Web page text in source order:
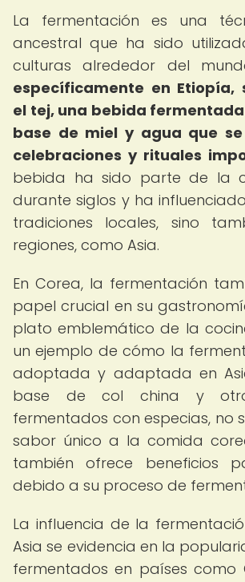
La fermentación es una
ancestral que ha sido
culturas alrededor del
específicamente en Etiopía,
el tej, una bebida
base de miel y agua que
celebraciones y rituales
bebida ha sido parte de la
durante siglos y ha
tradiciones locales, sino
regiones, como Asia.
En Corea, la fermentación
papel crucial en su
plato emblemático de la
un ejemplo de cómo la
adoptada y adaptada en
base de col china y
fermentados con especias, no
sabor único a la comida
también ofrece beneficios
debido a su proceso de
La influencia de la
Asia se evidencia en la
fermentados en países como